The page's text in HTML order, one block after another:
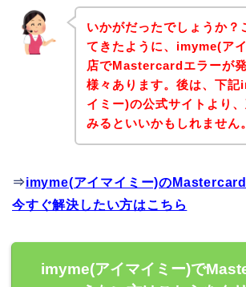
いかがだったでしょうか？
てきたように、imyme(ア
店でMastercardエラーが
様々あります。後は、下
イミー)の公式サイトより
みるといいかもしれません。
⇒imyme(アイマイミー)の
今すぐ解決したい方はこちら
imyme(アイマイミー)で